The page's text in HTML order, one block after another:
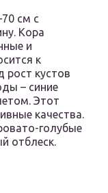
см с
Кора
и
к
кустов
– синие
Этот
качества.
голубые
отблеск.